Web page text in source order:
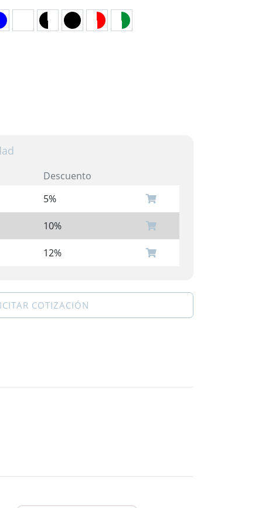
Descuento
5%
10%
12%
COTIZACIÓN